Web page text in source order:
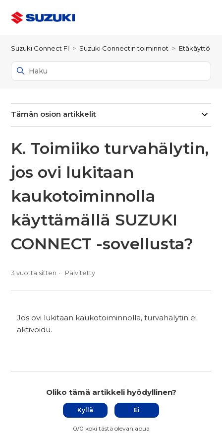
Suzuki Connect FI Suzuki Connectin toiminnot Etäkäyttö
Tämän osion artikkelit
K. Toimiiko turvahälytin,
jos ovi lukitaan
kaukotoiminnolla
käyttämällä SUZUKI
CONNECT -sovellusta?
3 vuotta sitten Päivitetty
Jos ovi lukitaan kaukotoiminnolla, turvahälytin ei
aktivoidu.
Oliko tämä artikkeli hyödyllinen?
Kyllä Ei
0/0 koki tästä olevan apua